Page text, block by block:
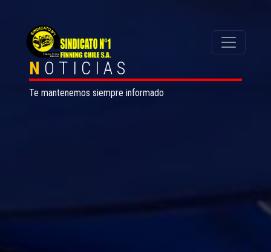
N OTICIAS
Te mantenemos siempre informado